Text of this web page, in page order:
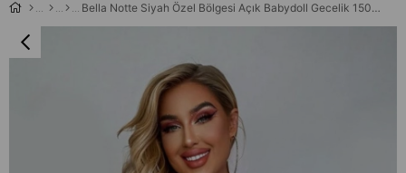
Bella Notte Siyah Özel Bölgesi Açık Babydoll Gecelik 15035